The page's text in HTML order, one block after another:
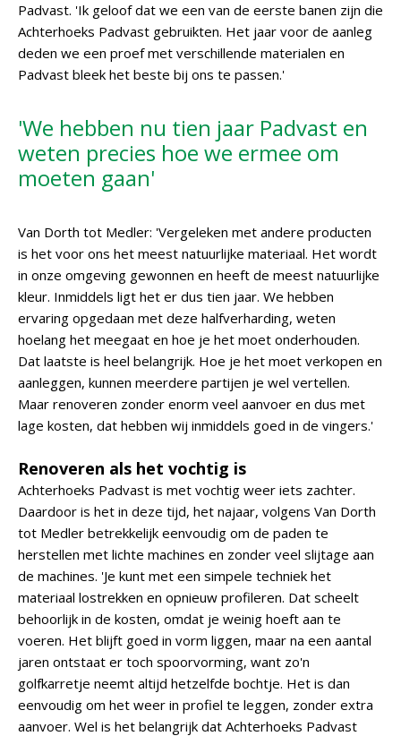
Padvast. 'Ik geloof dat we een van de eerste banen zijn die
Achterhoeks Padvast gebruikten. Het jaar voor de aanleg
deden we een proef met verschillende materialen en
Padvast bleek het beste bij ons te passen.'
'We hebben nu tien jaar Padvast en
weten precies hoe we ermee om
moeten gaan'
Van Dorth tot Medler: 'Vergeleken met andere producten
is het voor ons het meest natuurlijke materiaal. Het wordt
in onze omgeving gewonnen en heeft de meest natuurlijke
kleur. Inmiddels ligt het er dus tien jaar. We hebben
ervaring opgedaan met deze halfverharding, weten
hoelang het meegaat en hoe je het moet onderhouden.
Dat laatste is heel belangrijk. Hoe je het moet verkopen en
aanleggen, kunnen meerdere partijen je wel vertellen.
Maar renoveren zonder enorm veel aanvoer en dus met
lage kosten, dat hebben wij inmiddels goed in de vingers.'
Renoveren als het vochtig is
Achterhoeks Padvast is met vochtig weer iets zachter.
Daardoor is het in deze tijd, het najaar, volgens Van Dorth
tot Medler betrekkelijk eenvoudig om de paden te
herstellen met lichte machines en zonder veel slijtage aan
de machines. 'Je kunt met een simpele techniek het
materiaal lostrekken en opnieuw profileren. Dat scheelt
behoorlijk in de kosten, omdat je weinig hoeft aan te
voeren. Het blijft goed in vorm liggen, maar na een aantal
jaren ontstaat er toch spoorvorming, want zo'n
golfkarretje neemt altijd hetzelfde bochtje. Het is dan
eenvoudig om het weer in profiel te leggen, zonder extra
aanvoer. Wel is het belangrijk dat Achterhoeks Padvast